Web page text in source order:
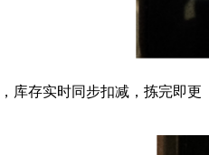
， 库存实时同步扣减，拣完即更